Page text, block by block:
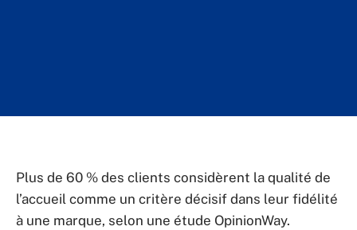
Plus de 60 % des clients considèrent la qualité de
l’accueil comme un critère décisif dans leur fidélité
à une marque, selon une étude OpinionWay.